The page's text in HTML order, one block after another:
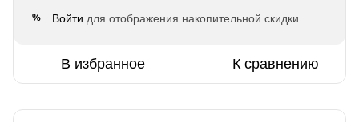
% Войти для отображения накопительной скидки
В избранное К сравнению